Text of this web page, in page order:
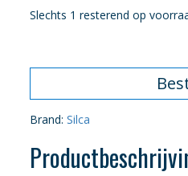
Slechts 1 resterend op
Brand:Silca